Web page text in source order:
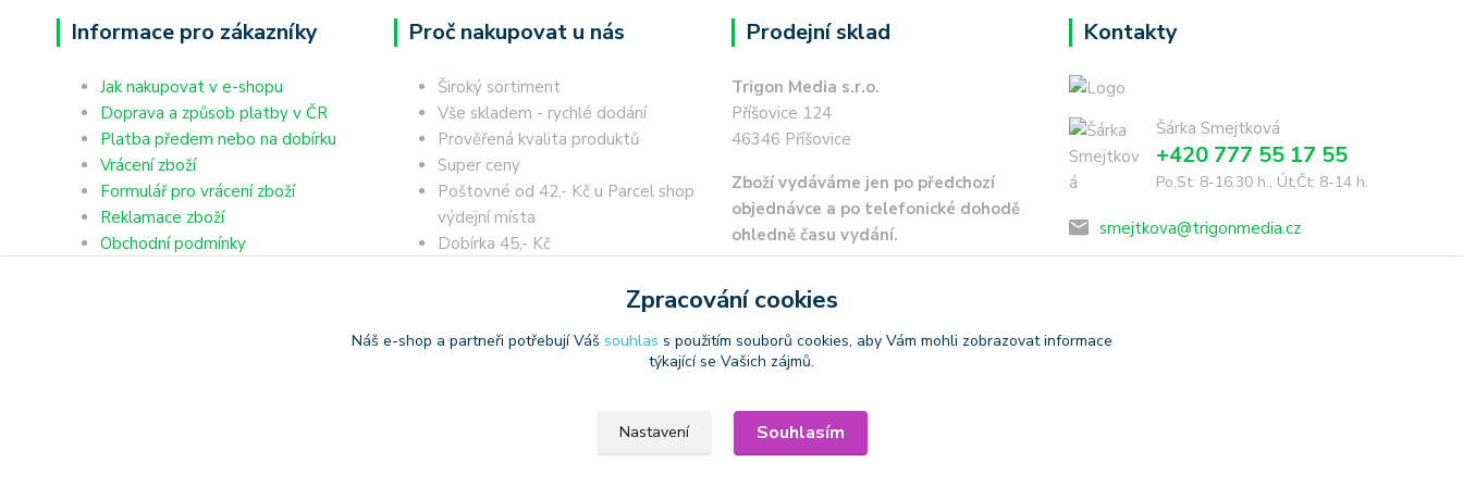
Informace pro zákazníky
Jak nakupovat v e-shopu
Doprava a způsob platby v ČR
Platba předem nebo na dobírku
Vrácení zboží
Formulář pro vrácení zboží
Reklamace zboží
Obchodní podmínky
Proč nakupovat u nás
Široký sortiment
Vše skladem - rychlé dodání
Prověřená kvalita produktů
Super ceny
Poštovné od 42,- Kč u Parcel shop
výdejní místa
Dobírka 45,- Kč
Prodejní sklad
Trigon Media s.r.o.
Příšovice 124
46346 Příšovice
Zboží vydáváme jen po předchozí
objednávce a po telefonické dohodě
ohledně času vydání.
Kontakty
Šárka Smejtková
+420 777 55 17 55
Po,St: 8-16.30 h., Út,Čt: 8-14 h.
smejtkova@trigonmedia.cz
Copyright © 2006-2025 TrigonShop.cz - bez souhlasu nelze používat produktové obrázky
Zpracování cookies
Náš e-shop a partneři potřebují Váš souhlas s použitím souborů cookies, aby Vám mohli zobrazovat informace
týkající se Vašich zájmů.
Nastavení Souhlasím